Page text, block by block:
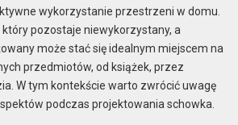
wykorzystanie przestrzeni w domu.
pozostaje niewykorzystany, a
może stać się idealnym miejscem na
przedmiotów, od książek, przez
W tym kontekście warto zwrócić uwagę
podczas projektowania schowka.